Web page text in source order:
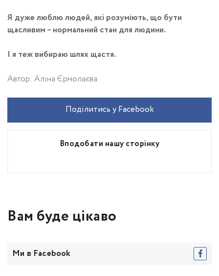
Я дуже люблю людей, які розуміють, що бути
щасливим – нормальний стан для людини.
І я теж вибираю шлях щастя.
Автор: Аліна Єрмолаєва
Вподобати нашу сторінку
Поділитись у Facebook
Вам буде цікаво
Ми в Facebook